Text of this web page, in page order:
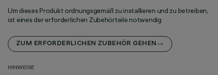
Um dieses Produkt ordnungsgemäß zu installieren und zu betreiben,
ist eines der erforderlichen Zubehörteile notwendig
ZUM ERFORDERLICHEN ZUBEHÖR GEHEN
HINWEISE